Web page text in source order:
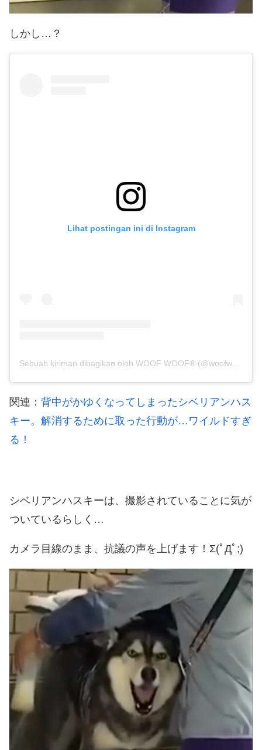
しかし…？
Lihat postingan ini di Instagram
関連： 背中がかゆくなってしまったシベリアンハス
キー。解消するために取った行動が…ワイルドすぎ
る！
シベリアンハスキーは、撮影されていることに気が
ついているらしく…
カメラ目線のまま、抗議の声を上げます！Σ(ﾟДﾟ;)